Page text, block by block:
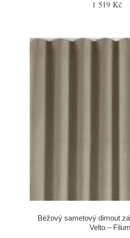
1 519 Kč
Béžový sametový dimout
Velto –